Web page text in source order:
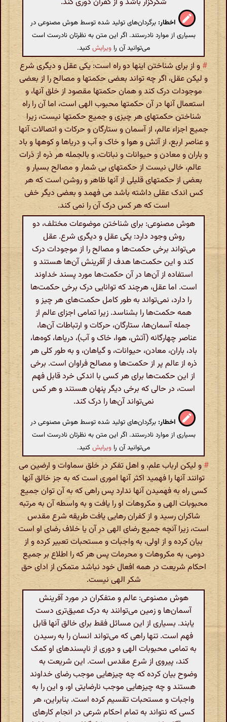
اخطار: برگردان‌های تولید شده توسط هوش مصنوعی در
بسیاری از موارد نادرستند. اگر این متن به نظرتان نادرست است
می‌توانید آن را ویرایشکنید.
# و از برای شناختن اینها دو راه است: یکی عقل و دیگری شرع
و لیکن عقل، اگر چه تواند بعضی حکمتها و مصالح را از بعضی
موجودات درک کند و همان حکمتها مقصود از خلق آنها، و
استعمال آنها در آن حکمتها محبوب الهی است، اما آن را راه
شناختن حکمتهای هر چیزی و جمیع حکمتها نیست، زیرا
جمیع اجزاء عالم، از آسمان و ستارگان و حرکات و اتصالات آنها
و عناصر اربع، از آتش و هوا و خاک و آب و دریاها و کوهها و باد
و باران و معادن و حیوانات و نباتات، و بالجمله هر ذره از ذرات
عالم، خالی نیست از حکمتهای بی شمار و مصالح بسیار و
بعضی از حکمتهای قلیلی از آنها ظاهر و روشن است که هر
کس اندک عقلی داشته باشد می فهمد و بعضی دیگر خفی
است که هر کس درک آن را نمی کند.
هوش مصنوعی: برای شناختن موضوعات مختلف، دو
روش وجود دارد: یکی عقل و دیگری شرع. عقل
می‌تواند برخی حکمت‌ها و مصالح را از موجودات درک
کند و این حکمت‌ها هدف از آفرینش آن‌ها هستند و
استفاده از آن‌ها در آن حکمت‌ها مورد پسند خداوند
است. اما عقل، هرچند که توانایی درک برخی حکمت‌ها
را دارد، نمی‌تواند به طور کامل حکمت‌های هر چیز و
همه حکمت‌ها را بشناسد. زیرا تمامی اجزای عالم از
جمله آسمان‌ها، ستارگان، حرکات و ارتباطات آن‌ها،
عناصر چهارگانه (آتش، هوا، خاک و آب)، دریاها، کوه‌ها،
باد، باران، معادن، حیوانات، و گیاهان، و به طور کلی هر
ذره از عالم پر از حکمت‌ها و مصالح فراوان است. برخی
از این حکمت‌ها برای هر کسی با اندکی خرد قابل فهم
است، در حالی که برخی دیگر پنهان هستند و هر کس
نمی‌تواند آن‌ها را درک کند.
اخطار: برگردان‌های تولید شده توسط هوش مصنوعی در
بسیاری از موارد نادرستند. اگر این متن به نظرتان نادرست است
می‌توانید آن را ویرایشکنید.
#و لیکن ارباب علم، و اهل تفکر در خلق سماوات و ارضین می
توانند آنها را فهمید اکثر آنها اموری است که به جز خالق آنها
کسی راه به فهمیدن آنها ندارد پس راهی که به آن توان جمیع
محبوبات الهی و مکروهات او را یافت و به واسطه آن به مرتبه
شاکران رسید و از کفران رهایی یافت طریقه شرع مقدس
است، زیرا آنچه جمیع رضای الهی در آن یا خلاف رضای او است
بیان کرده و از اولی، به واجبات و مستحبات تعبیر کرده و از
دومی، به مکروهات و محرمات پس هر که را اطلاع بر جمیع
احکام شریعت در همه افعال خود نباشد متمکن از ادای حق
شکر الهی نیست.
هوش مصنوعی: عالم و متفکران در مورد آفرینش
آسمان‌ها و زمین می‌توانند به درک عمیق‌تری دست
یابند. بسیاری از این مسائل فقط برای خالق آنها قابل
فهم است. تنها راهی که می‌تواند انسان را به رسیدن
به تمامی محبوبات الهی و دوری از ناپسندهای او کمک
کند، پیروی از شرع مقدس است. این شریعت به
وضوح بیان کرده که چه چیزهایی موجب رضای خداوند
هستند و چه چیزهایی موجب نارضایتی او، و این را به
واجبات و مستحبات تقسیم کرده است. بنابراین، هر
کسی که نتواند به تمام احکام شرعی در انجام کارهای